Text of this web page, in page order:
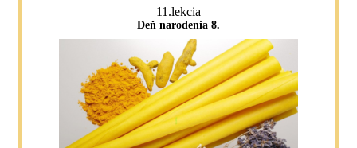
11.lekcia
Deň narodenia 8.